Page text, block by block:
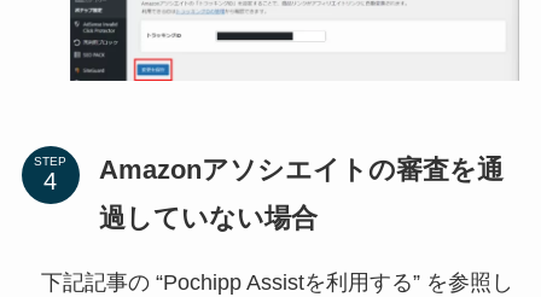
STEP
Amazonアソシエイトの審査を通
過していない場合
下記記事の “Pochipp Assistを利用する” を参照し